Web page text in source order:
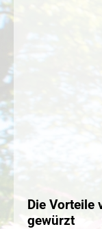
Die Vorteile
gewürzt